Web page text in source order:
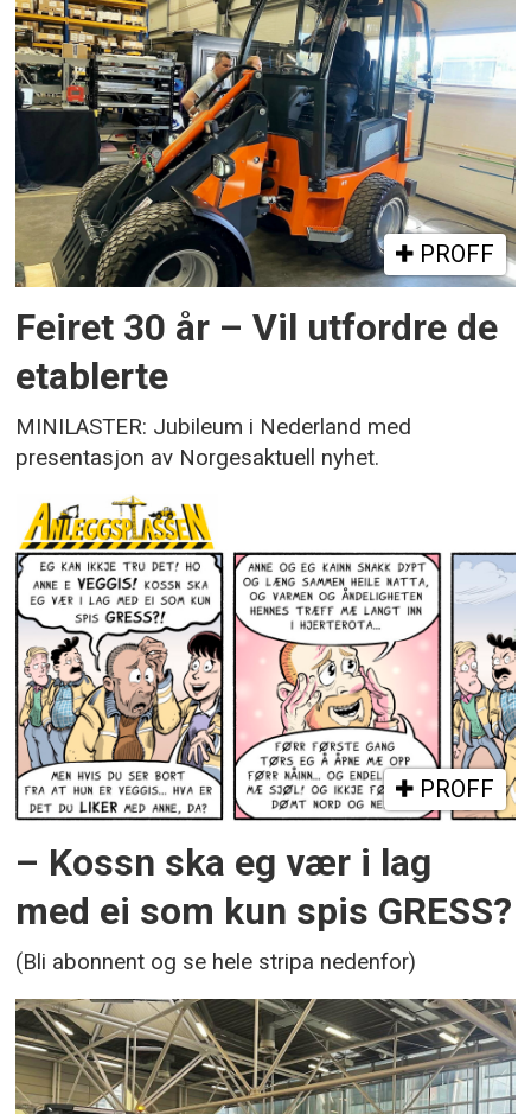
PROFF
Feiret 30 år – Vil utfordre de
etablerte
MINILASTER: Jubileum i Nederland med
presentasjon av Norgesaktuell nyhet.
PROFF
– Kossn ska eg vær i lag
med ei som kun spis GRESS?
(Bli abonnent og se hele stripa nedenfor)